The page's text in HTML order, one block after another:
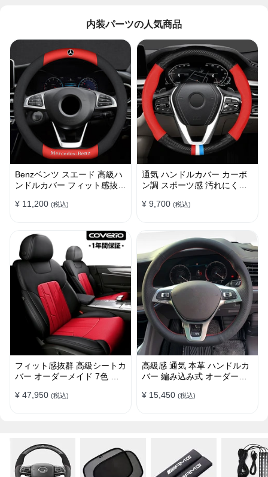
内装パーツの人気商品
Benzベンツ スエード 高級ハ
ンドルカバー フィット感抜群
38CM
¥ 11,200 (税込)
通気 ハンドルカバー カーボ
ン調 スポーツ感 汚れにくい
け簡単 38CM
¥ 9,700 (税込)
フィット感抜群 高級シートカ
バー オーダーメイド 7色 防
ト
¥ 47,950 (税込)
高級感 通気 本革 ハンドルカ
バー 編み込み式 オーダーメ
プ
¥ 15,450 (税込)